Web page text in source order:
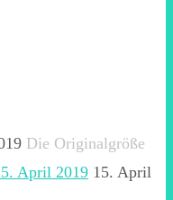
Die Originalgröße
April 2019 15. April